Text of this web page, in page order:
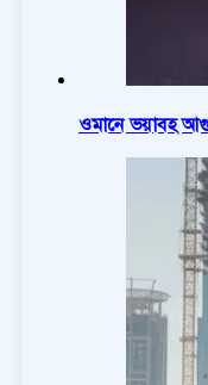
ওমানে ভয়াবহ